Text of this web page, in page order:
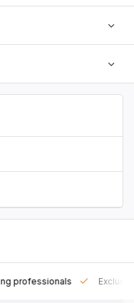
professionals